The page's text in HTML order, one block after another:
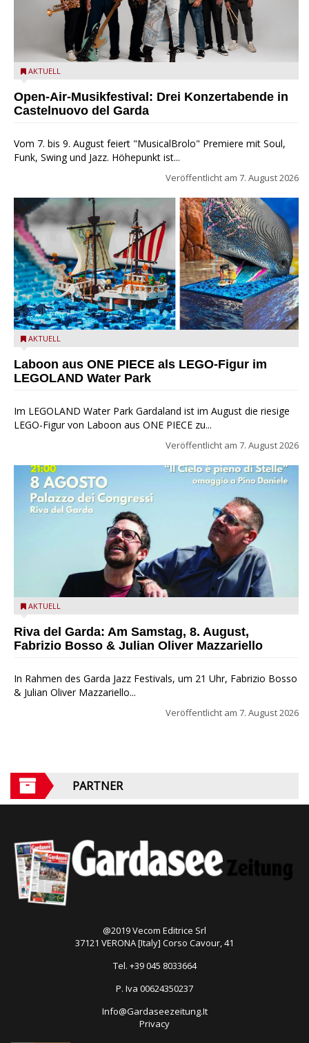
Castelnuovo del Garda: Die "Dirotta su Cuba" zu Gast beim
AKTUELL
Open-Air-Musikfestival: Drei Konzertabende in
Castelnuovo del Garda
Vom 7. bis 9. August feiert "MusicalBrolo" Premiere mit Soul,
Funk, Swing und Jazz. Höhepunkt ist...
Veröffentlicht am 7. August 2026
Laboon aus ONE PIECE als LEGO-Figur im LEGOLAND Water
AKTUELL
Laboon aus ONE PIECE als LEGO-Figur im
LEGOLAND Water Park
Im LEGOLAND Water Park Gardaland ist im August die riesige
LEGO-Figur von Laboon aus ONE PIECE zu...
Veröffentlicht am 7. August 2026
Fabrizio Bosso & Julian Oliver Mazzariello zu Gast beim Garda
AKTUELL
Riva del Garda: Am Samstag, 8. August,
Fabrizio Bosso & Julian Oliver Mazzariello
In Rahmen des Garda Jazz Festivals, um 21 Uhr, Fabrizio Bosso
& Julian Oliver Mazzariello...
Veröffentlicht am 7. August 2026
PARTNER
@2019 Vecom Editrice Srl
37121 VERONA [Italy] Corso Cavour, 41
Tel. +39 045 8033664
P. Iva 00624350237
Info@Gardaseezeitung.It
Privacy